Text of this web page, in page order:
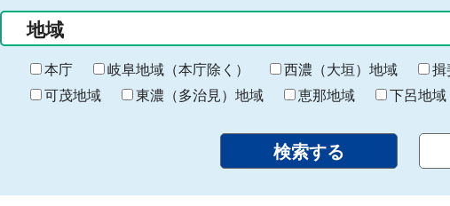
の
始
ま
り
終
わ
り
地域
本庁 岐阜地域（本庁除く） 西濃（大垣）地域 揖
可茂地域
東濃（多治見）地域 恵那地域 下呂地域